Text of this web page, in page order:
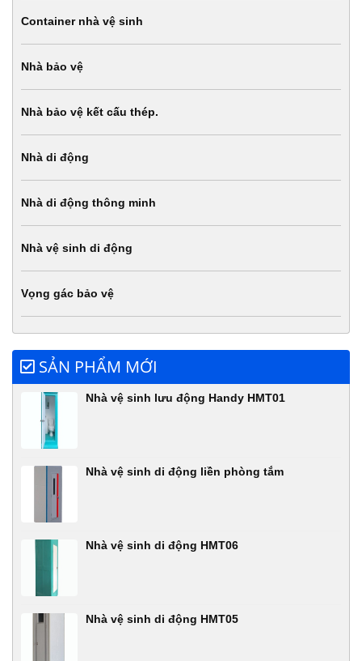
Container nhà vệ sinh
Nhà bảo vệ
Nhà bảo vệ kết cấu thép.
Nhà di động
Nhà di động thông minh
Nhà vệ sinh di động
Vọng gác bảo vệ
SẢN PHẨM MỚI
Nhà vệ sinh lưu động Handy HMT01
Nhà vệ sinh di động liền phòng tắm
Nhà vệ sinh di động HMT06
Nhà vệ sinh di động HMT05